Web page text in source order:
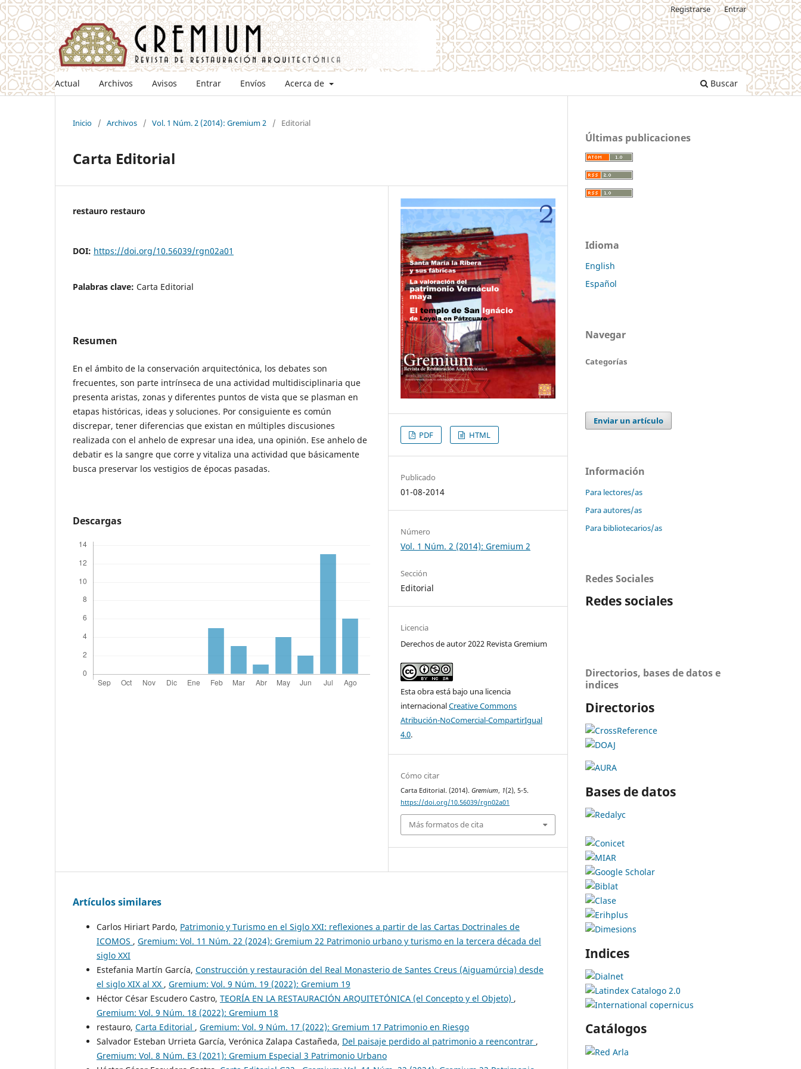
Actual Archivos Avisos Entrar Envíos Acerca de Buscar
Registrarse Entrar
Inicio / Archivos / Vol. 1 Núm. 2 (2014): Gremium 2 / Editorial
Carta Editorial
restauro restauro
DOI: https://doi.org/10.56039/rgn02a01
Palabras clave: Carta Editorial
Resumen
En el ámbito de la conservación arquitectónica, los debates son
frecuentes, son parte intrínseca de una actividad multidisciplinaria que
presenta aristas, zonas y diferentes puntos de vista que se plasman en
etapas históricas, ideas y soluciones. Por consiguiente es común
discrepar, tener diferencias que existan en múltiples discusiones
realizada con el anhelo de expresar una idea, una opinión. Ese anhelo de
debatir es la sangre que corre y vitaliza una actividad que básicamente
busca preservar los vestigios de épocas pasadas.
Descargas
PDF HTML
Publicado
01-08-2014
Número
Vol. 1 Núm. 2 (2014): Gremium 2
Sección
Editorial
Licencia
Derechos de autor 2022 Revista Gremium
Esta obra está bajo una licencia
internacionalCreative Commons
Atribución-NoComercial-CompartirIgual
4.0.
Cómo citar
Carta Editorial. (2014).Gremium, 1(2), 5-5.
https://doi.org/10.56039/rgn02a01
Más formatos de cita
Artículos similares
Carlos Hiriart Pardo, Patrimonio y Turismo en el Siglo XXI: reflexiones a partir de las Cartas Doctrinales de
ICOMOS , Gremium: Vol. 11 Núm. 22 (2024): Gremium 22 Patrimonio urbano y turismo en la tercera década del
siglo XXI
Estefania Martín García, Construcción y restauración del Real Monasterio de Santes Creus (Aiguamúrcia) desde
el siglo XIX al XX , Gremium: Vol. 9 Núm. 19 (2022): Gremium 19
Héctor César Escudero Castro, TEORÍA EN LA RESTAURACIÓN ARQUITETÓNICA (el Concepto y el Objeto) ,
Gremium: Vol. 9 Núm. 18 (2022): Gremium 18
restauro, Carta Editorial , Gremium: Vol. 9 Núm. 17 (2022): Gremium 17 Patrimonio en Riesgo
Salvador Esteban Urrieta García, Verónica Zalapa Castañeda, Del paisaje perdido al patrimonio a reencontrar ,
Gremium: Vol. 8 Núm. E3 (2021): Gremium Especial 3 Patrimonio Urbano
Últimas publicaciones
Idioma
English
Español
Navegar
Categorías
Enviar un artículo
Información
Para lectores/as
Para autores/as
Para bibliotecarios/as
Redes Sociales
Redes sociales
Directorios, bases de datos e
indices
Directorios
Bases de datos
Indices
Catálogos